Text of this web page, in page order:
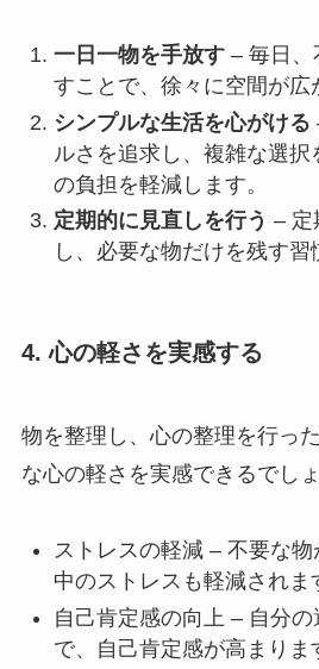
一日一物を手放す– 毎日、
すことで、徐々に空間が広
シンプルな生活を心がける
ルさを追求し、複雑な選
の負担を軽減します。
定期的に見直しを行う – 定
し、必要な物だけを残す習
4. 心の軽さを実感する
物を整理し、心の整理を行っ
な心の軽さを実感できるでしょ
ストレスの軽減 – 不要な
中のストレスも軽減されま
自己肯定感の向上 – 自分の
で、自己肯定感が高まりま